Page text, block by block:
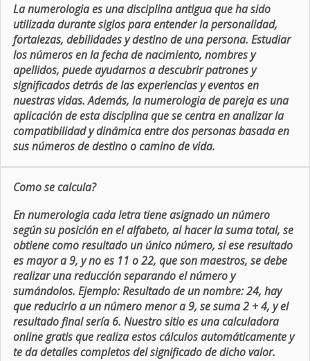
La numerologia es una disciplina antigua que ha sido
utilizada durante siglos para entender la personalidad,
fortalezas, debilidades y destino de una persona. Estudiar
los números en la fecha de nacimiento, nombres y
apellidos, puede ayudarnos a descubrir patrones y
significados detrás de las experiencias y eventos en
nuestras vidas. Además, la numerologia de pareja es una
aplicación de esta disciplina que se centra en analizar la
compatibilidad y dinámica entre dos personas basada en
sus números de destino o camino de vida.
Como se calcula?
En numerologia cada letra tiene asignado un número
según su posición en el alfabeto, al hacer la suma total, se
obtiene como resultado un único número, si ese resultado
es mayor a 9, y no es 11 o 22, que son maestros, se debe
realizar una reducción separando el número y
sumándolos. Ejemplo: Resultado de un nombre: 24, hay
que reducirlo a un número menor a 9, se suma 2 + 4, y el
resultado final sería 6. Nuestro sitio es una calculadora
online gratis que realiza estos cálculos automáticamente y
te da detalles completos del significado de dicho valor.